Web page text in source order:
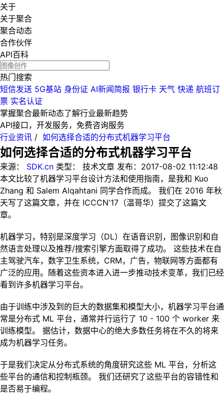
关于
关于聚合
聚合动态
合作伙伴
API百科
热门搜索
短信发送 5G基站 身份证 AI新闻简报 银行卡 天气 快递 航班订
票 实名认证
掌握聚合最新动态了解行业最新趋势
API接口，开发服务，免费咨询服务
行业资讯 / 如何选择合适的分布式机器学习平台
如何选择合适的分布式机器学习平台
来源： SDK.cn 类型： 技术文章 发布： 2017-08-02 11:12:48
本文比较了机器学习平台设计方法和使用指南，是我和 Kuo
Zhang 和 Salem Alqahtani 同学合作而成。 我们在 2016 年秋
天写了这篇文章，并在 ICCCN'17（温哥华）提交了这篇文
章。
机器学习，特别是深度学习（DL）在语音识别，图像识别和自
然语言处理以及推荐/搜索引擎方面取得了成功。 这些技术在自
主驾驶汽车，数字卫生系统，CRM，广告，物联网等方面都有
广泛的应用。随着这些资本进入进一步推动技术变革，我们已经
看到许多机器学习平台。
由于训练中涉及到的巨大的数据集和模型大小，机器学习平台通
常是分布式 ML 平台，通常并行运行了 10 - 100 个 worker 来
训练模型。 据估计，数据中心的绝大多数任务将在不久的将来
成为机器学习任务。
于是我们决定从分布式系统的角度研究这些 ML 平台，分析这
些平台的通信和控制瓶颈。 我们还研究了这些平台的容错性和
是否易于编程。